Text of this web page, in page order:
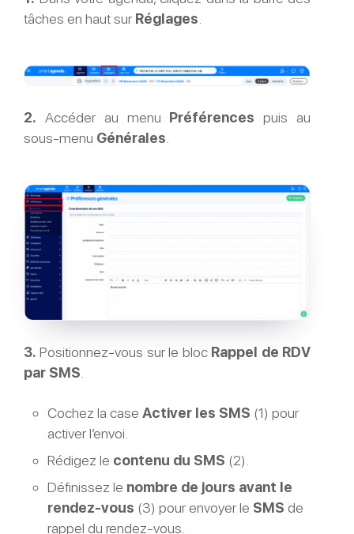
tâches en haut sur Réglages.
2. Accéder au menu Préférences puis au
sous-menu Générales
3. Positionnez-vous sur le bloc Rappel de RDV
par SMS
Cochez la case Activer les SMS (1) pour
activer l’envoi.
Rédigez le contenu du SMS (2).
Définissez le nombre de jours avant le
rendez-vous (3) pour envoyer le SMS de
rappel du rendez-vous.